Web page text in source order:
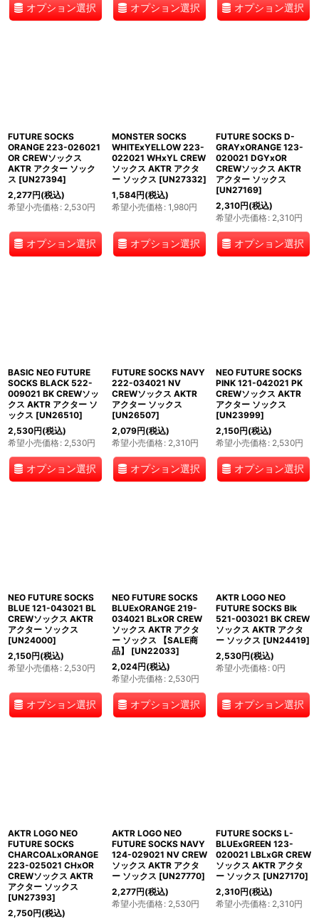
オプション選択 オプション選択 オプション選択
FUTURE SOCKS
ORANGE 223-026021
OR CREWソックス
AKTR アクター ソック
ス [UN27394]
2,277円(税込)
希望小売価格: 2,530円
オプション選択
MONSTER SOCKS
WHITExYELLOW 223-
022021 WHxYL CREW
ソックス AKTR アクタ
ー ソックス [UN27332]
1,584円(税込)
希望小売価格: 1,980円
オプション選択
FUTURE SOCKS D-
GRAYxORANGE 123-
020021 DGYxOR
CREWソックス AKTR
アクター ソックス
[UN27169]
2,310円(税込)
希望小売価格: 2,310円
オプション選択
BASIC NEO FUTURE
SOCKS BLACK 522-
009021 BK CREWソッ
クス AKTR アクター ソ
ックス [UN26510]
2,530円(税込)
希望小売価格: 2,530円
オプション選択
FUTURE SOCKS NAVY
222-034021 NV
CREWソックス AKTR
アクター ソックス
[UN26507]
2,079円(税込)
希望小売価格: 2,310円
オプション選択
NEO FUTURE SOCKS
PINK 121-042021 PK
CREWソックス AKTR
アクター ソックス
[UN23999]
2,150円(税込)
希望小売価格: 2,530円
オプション選択
NEO FUTURE SOCKS
BLUE 121-043021 BL
CREWソックス AKTR
アクター ソックス
[UN24000]
2,150円(税込)
希望小売価格: 2,530円
オプション選択
NEO FUTURE SOCKS
BLUExORANGE 219-
034021 BLxOR CREW
ソックス AKTR アクタ
ー ソックス 【SALE商
品】
[UN22033]
2,024円(税込)
希望小売価格: 2,530円
オプション選択
AKTR LOGO NEO
FUTURE SOCKS Blk
521-003021 BK CREW
ソックス AKTR アクタ
ー ソックス [UN24419]
2,530円(税込)
希望小売価格: 0円
オプション選択
AKTR LOGO NEO
FUTURE SOCKS
CHARCOALxORANGE
223-025021 CHxOR
CREWソックス AKTR
アクター ソックス
[UN27393]
2,750円(税込)
AKTR LOGO NEO
FUTURE SOCKS NAVY
124-029021 NV CREW
ソックス AKTR アクタ
ー ソックス [UN27770]
2,277円(税込)
希望小売価格: 2,530円
FUTURE SOCKS L-
BLUExGREEN 123-
020021 LBLxGR CREW
ソックス AKTR アクタ
ー ソックス [UN27170]
2,310円(税込)
希望小売価格: 2,310円